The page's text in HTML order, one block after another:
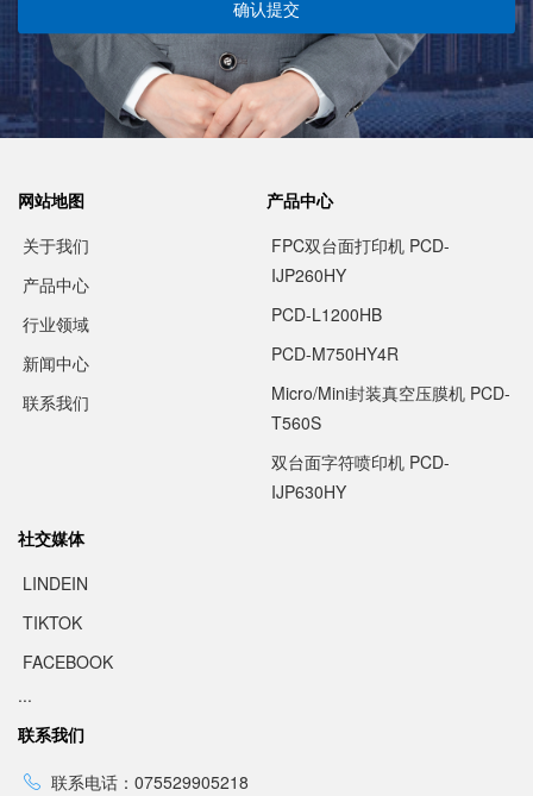
确认提交
网站地图
关于我们
产品中心
行业领域
新闻中心
联系我们
产品中心
FPC双台面打印机 PCD-
IJP260HY
PCD-L1200HB
PCD-M750HY4R
Micro/Mini封装真空压膜机 PCD-
T560S
双台面字符喷印机 PCD-
IJP630HY
社交媒体
LINDEIN
TIKTOK
FACEBOOK
...
联系我们
联系电话：075529905218